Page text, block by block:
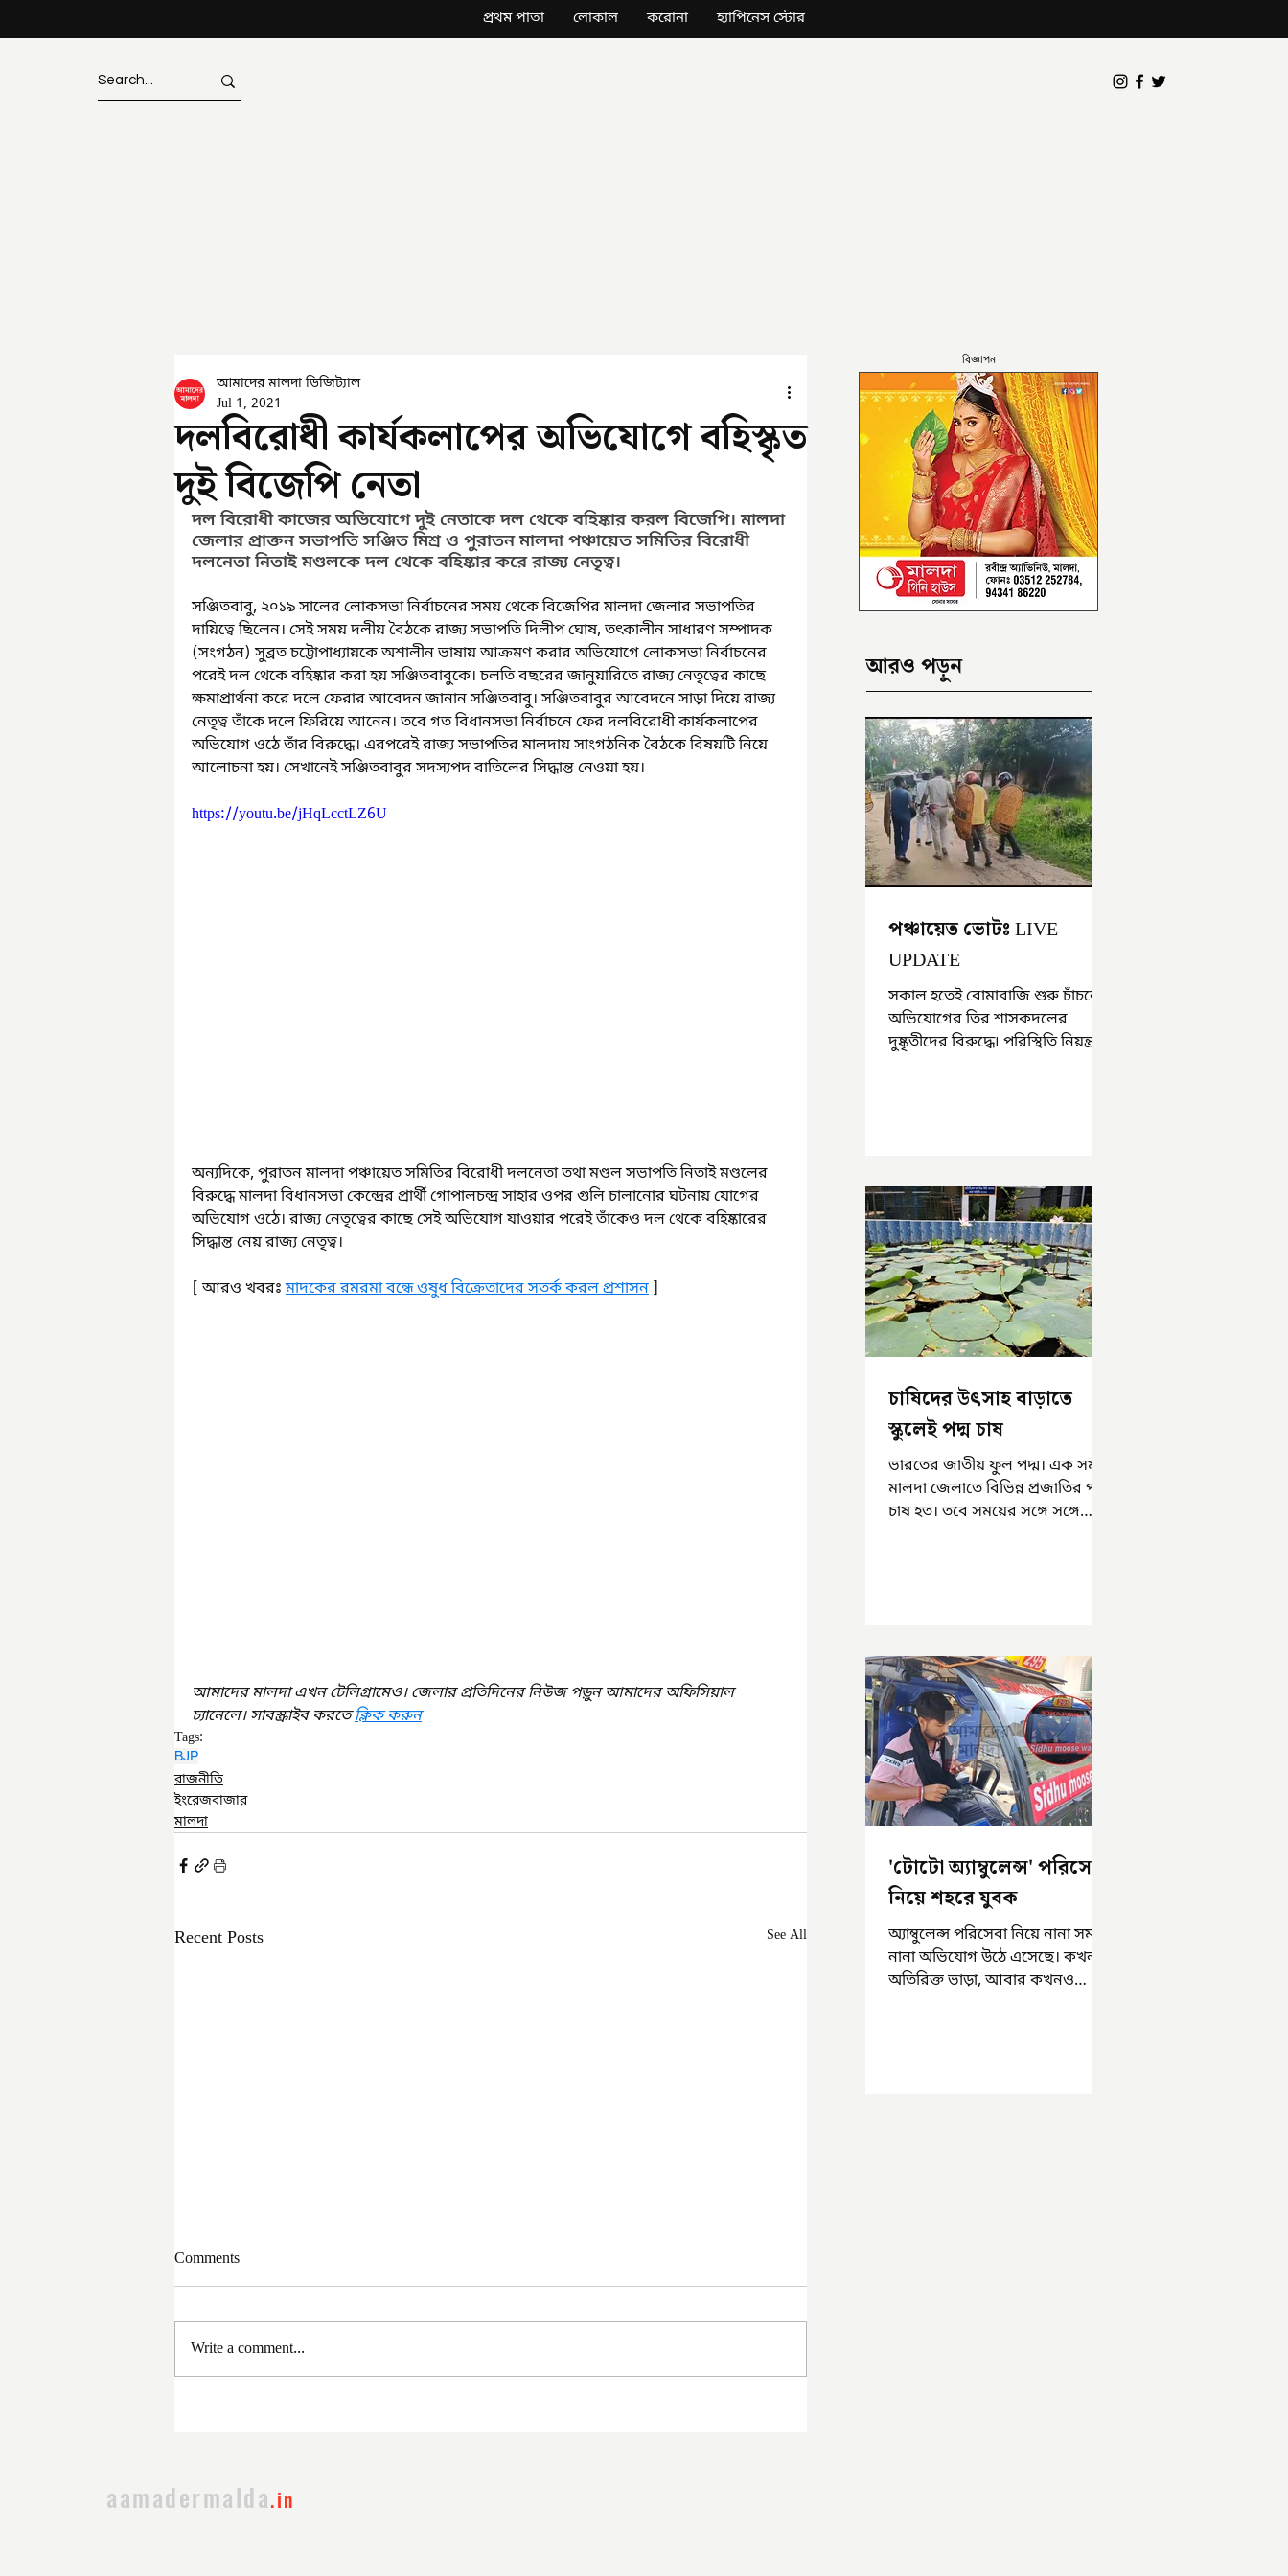
প্রথম পাতা লোকাল করোনা হ্যাপিনেস স্টোর
দলবিরোধী কার্যকলাপের অভিযোগে বহিস্কৃত
দুই বিজেপি নেতা
আমাদের মালদা ডিজিট্যাল
Jul 1, 2021
দল বিরোধী কাজের অভিযোগে দুই নেতাকে দল থেকে বহিষ্কার করল বিজেপি। মালদা
জেলার প্রাক্তন সভাপতি সঞ্জিত মিশ্র ও পুরাতন মালদা পঞ্চায়েত সমিতির বিরোধী
দলনেতা নিতাই মণ্ডলকে দল থেকে বহিষ্কার করে রাজ্য নেতৃত্ব।
সঞ্জিতবাবু, ২০১৯ সালের লোকসভা নির্বাচনের সময় থেকে বিজেপির মালদা জেলার সভাপতির
দায়িত্বে ছিলেন। সেই সময় দলীয় বৈঠকে রাজ্য সভাপতি দিলীপ ঘোষ, তৎকালীন সাধারণ সম্পাদক
(সংগঠন) সুব্রত চট্টোপাধ্যায়কে অশালীন ভাষায় আক্রমণ করার অভিযোগে লোকসভা নির্বাচনের
পরেই দল থেকে বহিষ্কার করা হয় সঞ্জিতবাবুকে। চলতি বছরের জানুয়ারিতে রাজ্য নেতৃত্বের কাছে
ক্ষমাপ্রার্থনা করে দলে ফেরার আবেদন জানান সঞ্জিতবাবু। সঞ্জিতবাবুর আবেদনে সাড়া দিয়ে রাজ্য
নেতৃত্ব তাঁকে দলে ফিরিয়ে আনেন। তবে গত বিধানসভা নির্বাচনে ফের দলবিরোধী কার্যকলাপের
অভিযোগ ওঠে তাঁর বিরুদ্ধে। এরপরেই রাজ্য সভাপতির মালদায় সাংগঠনিক বৈঠকে বিষয়টি নিয়ে
আলোচনা হয়। সেখানেই সঞ্জিতবাবুর সদস্যপদ বাতিলের সিদ্ধান্ত নেওয়া হয়।
https://youtu.be/jHqLcctLZ6U
অন্যদিকে, পুরাতন মালদা পঞ্চায়েত সমিতির বিরোধী দলনেতা তথা মণ্ডল সভাপতি নিতাই মণ্ডলের
বিরুদ্ধে মালদা বিধানসভা কেন্দ্রের প্রার্থী গোপালচন্দ্র সাহার ওপর গুলি চালানোর ঘটনায় যোগের
অভিযোগ ওঠে। রাজ্য নেতৃত্বের কাছে সেই অভিযোগ যাওয়ার পরেই তাঁকেও দল থেকে বহিষ্কারের
সিদ্ধান্ত নেয় রাজ্য নেতৃত্ব।
[ আরও খবরঃ মাদকের রমরমা বন্ধে ওষুধ বিক্রেতাদের সতর্ক করল প্রশাসন ]
আমাদের মালদা এখন টেলিগ্রামেও। জেলার প্রতিদিনের নিউজ পড়ুন আমাদের অফিসিয়াল
চ্যানেলে। সাবস্ক্রাইব করতে ক্লিক করুন
Tags:
BJP
রাজনীতি
ইংরেজবাজার
মালদা
Recent Posts See All
Comments
Write a comment...
বিজ্ঞাপন
আরও পড়ুন
পঞ্চায়েত ভোটঃ LIVE
UPDATE
সকাল হতেই বোমাবাজি শুরু চাঁচলে৷
অভিযোগের তির শাসকদলের
দুষ্কৃতীদের বিরুদ্ধে৷ পরিস্থিতি নিয়ন্ত্রণে
চাষিদের উৎসাহ বাড়াতে
স্কুলেই পদ্ম চাষ
ভারতের জাতীয় ফুল পদ্ম। এক সময়
মালদা জেলাতে বিভিন্ন প্রজাতির পদ্ম
চাষ হত। তবে সময়ের সঙ্গে সঙ্গে
'টোটো অ্যাম্বুলেন্স' পরিসেবা
নিয়ে শহরে যুবক
অ্যাম্বুলেন্স পরিসেবা নিয়ে নানা সময়
নানা অভিযোগ উঠে এসেছে। কখনও
অতিরিক্ত ভাড়া, আবার কখনও
aamadermalda.in